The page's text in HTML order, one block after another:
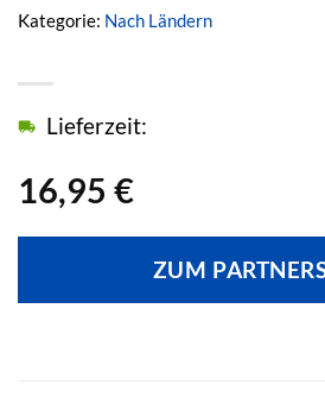
16,95 €
Lieferzeit:
ZUM
Kategorie: Nach Ländern